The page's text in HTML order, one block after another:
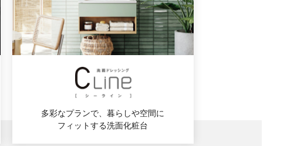
多彩なプランで、暮らしや空間に
フィットする洗面化粧台